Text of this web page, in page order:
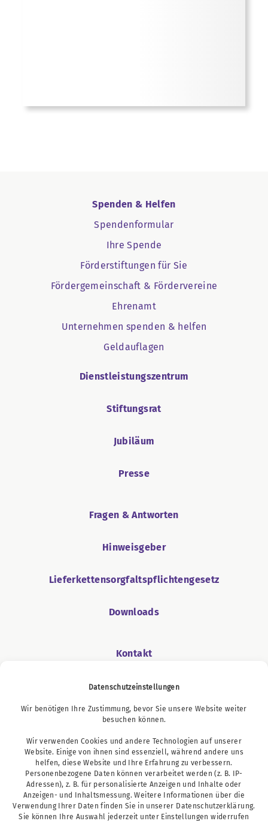
Datenschutzeinstellungen
Wir benötigen Ihre Zustimmung, bevor Sie unsere Website weiter
besuchen können.
Wir verwenden Cookies und andere Technologien auf unserer
Website. Einige von ihnen sind essenziell, während andere uns
helfen, diese Website und Ihre Erfahrung zu verbessern.
Personenbezogene Daten können verarbeitet werden (z. B. IP-
Adressen), z. B. für personalisierte Anzeigen und Inhalte oder
Anzeigen- und Inhaltsmessung. Weitere Informationen über die
Verwendung Ihrer Daten finden Sie in unserer Datenschutzerklärung.
Sie können Ihre Auswahl jederzeit unter Einstellungen widerrufen
Spenden & Helfen
Spendenformular
Ihre Spende
Förderstiftungen für Sie
Fördergemeinschaft & Fördervereine
Ehrenamt
Unternehmen spenden & helfen
Geldauflagen
Dienstleistungszentrum
Stiftungsrat
Jubiläum
Presse
Fragen & Antworten
Hinweisgeber
Lieferkettensorgfaltspflichtengesetz
Downloads
Kontakt
Podcast